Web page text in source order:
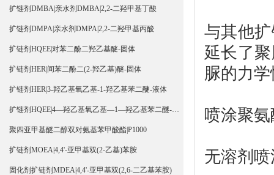
扩链剂DMBA|亲水剂DMBA|2,2-二羟甲基丁酸
扩链剂DMPA|亲水剂DMPA|2,2-二羟甲基丙酸
扩链剂HQEE|对苯二酚二羟乙基醚-固体
扩链剂HER|间苯二酚二(2-羟乙基)醚-固体
扩链剂HER|3-羟乙基氧乙基-1-羟乙基苯二醚-液体
扩链剂HQEE|4—羟乙基氧乙基—1—羟乙基苯二醚-液体
聚四亚甲基醚二醇双对氨基苯甲酸酯|P1000
扩链剂MOEA|4,4'-亚甲基双(2-乙基)苯胺
固化剂扩链剂MDEA|4,4'-亚甲基双(2,6-二乙基苯胺)
与其他
延长了
脲的力
喷涂聚
无溶剂